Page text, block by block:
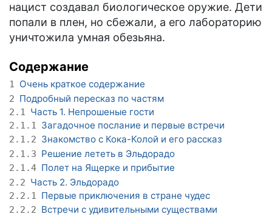
нацист создавал биологическое оружие. Дети
попали в плен, но сбежали, а его лабораторию
уничтожила умная обезьяна.
Содержание
1 Очень краткое содержание
2 Подробный пересказ по частям
2.1 Часть 1. Непрошеные гости
2.1.1 Загадочное послание и первые встречи
2.1.2 Знакомство с Кока-Колой и его рассказ
2.1.3 Решение лететь в Эльдорадо
2.1.4 Полет на Ящерке и прибытие
2.2 Часть 2. Эльдорадо
2.2.1 Первые приключения в стране чудес
2.2.2 Встречи с удивительными существами